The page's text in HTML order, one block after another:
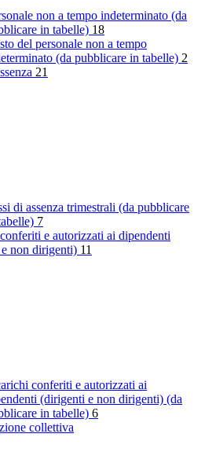
non a tempo indeterminato (da
in tabelle) 18
del personale non a tempo
(da pubblicare in tabelle) 2
21
di assenza trimestrali (da pubblicare
7
e autorizzati ai dipendenti
non dirigenti) 11
conferiti e autorizzati ai
(dirigenti e non dirigenti) (da
in tabelle) 6
collettiva